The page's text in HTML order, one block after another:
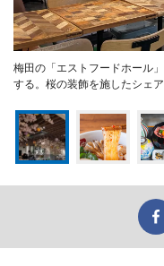
梅田の「エストフードホール
する。桜の装飾を施したシェ